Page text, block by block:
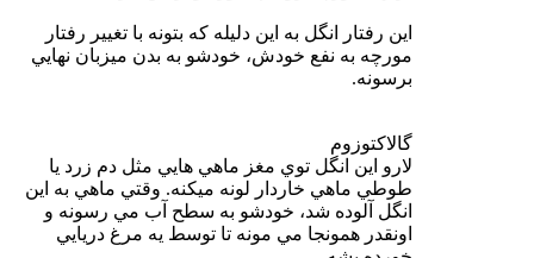
اين رفتار انگل به اين دليله كه بتونه با تغيير رفتار
مورچه به نفع خودش، خودشو به بدن ميزبان نهايي
برسونه.
گالاكتوزوم
لارو اين انگل توي مغز ماهي هايي مثل دم زرد يا
طوطي ماهي خاردار لونه ميكنه. وقتي ماهي به اين
انگل آلوده شد، خودشو به سطح آب مي رسونه و
اونقدر همونجا مي مونه تا توسط يه مرغ دريايي